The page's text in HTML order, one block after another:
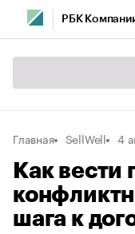
РБК
Главная SellWell 4
Как вести
шага к